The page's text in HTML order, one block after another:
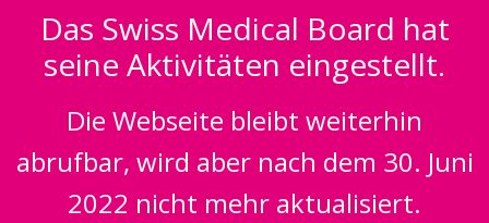
Das Swiss Medical Board hat
seine Aktivitäten eingestellt.
Die Webseite bleibt weiterhin
abrufbar, wird aber nach dem 30. Juni
2022 nicht mehr aktualisiert.